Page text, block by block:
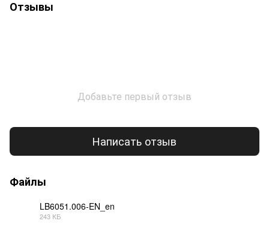
Отзывы
Добавьте первый отзыв
Написать отзыв
Файлы
LB6051.006-EN_en
243 КБ